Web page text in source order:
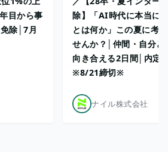
目から事
除│7月
除】「AI時代に本当に
とは何か」この夏に考
せんか？│仲間・自分と
向き合える2日間│内定
※8/21締切※
ナイル株式会社